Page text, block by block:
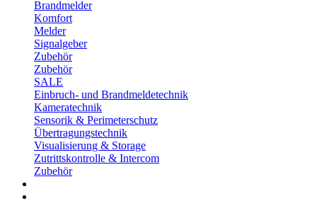
Brandmelder
Komfort
Melder
Signalgeber
Zubehör
Zubehör
SALE
Einbruch- und Brandmeldetechnik
Kameratechnik
Sensorik & Perimeterschutz
Übertragungstechnik
Visualisierung & Storage
Zutrittskontrolle & Intercom
Zubehör